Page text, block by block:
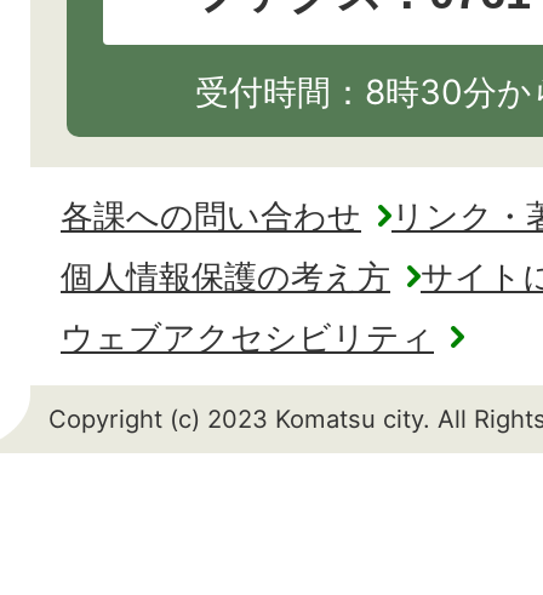
受付時間：8時30分
各課への問い合わせ
リンク・
個人情報保護の考え方
サイト
ウェブアクセシビリティ
Copyright (c) 2023 Komatsu city. All